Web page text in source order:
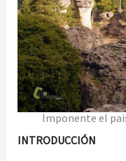
Imponente el
INTRODUCCIÓN